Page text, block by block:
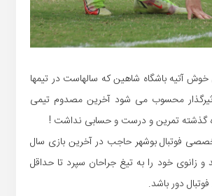
آتیه باشگاه شاهین که سالهاست در تیمها
محسوب می شود آخرین مصدوم تیمی
گذشته تمرین و درست و حسابی نداشت !
فوتبال بوشهر حاجب در آخرین بازی سال
خود را به تیغ جراحان سپرد تا حداقل
دور باشد.